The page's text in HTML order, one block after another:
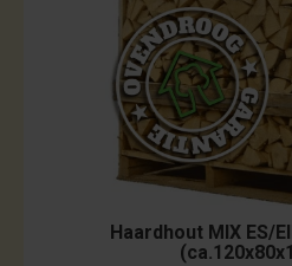
Haardhout MIX ES/